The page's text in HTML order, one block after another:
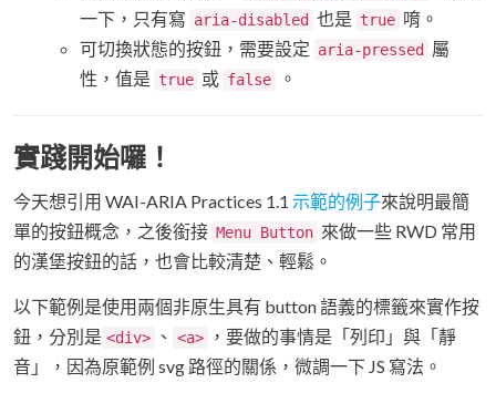
一下，只有寫 aria-disabled 也是 true 唷。
可切換狀態的按鈕，需要設定 aria-pressed
屬
性，值是 true 或 false 。
實踐開始囉！
今天想引用 WAI-ARIA Practices 1.1 示範的例子來說明最簡
單的按鈕概念，之後銜接 Menu Button 來做一些 RWD 常用
的漢堡按鈕的話，也會比較清楚、輕鬆。
以下範例是使用兩個非原生具有 button 語義的標籤來實作按
鈕，分別是 <div> 、 <a>
，要做的事情是「列印」與「靜
音」，因為原範例 svg 路徑的關係，微調一下 JS 寫法。